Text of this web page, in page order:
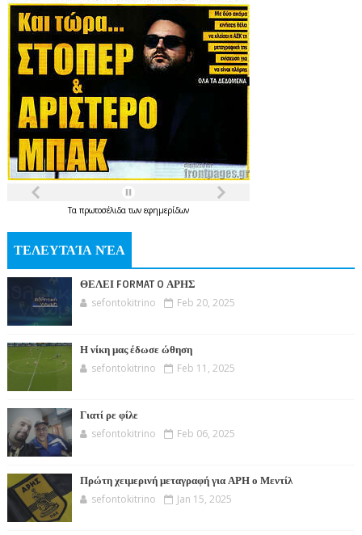
Τα πρωτοσέλιδατων εφημερίδων
ΤΕΛΕΥΤΑΊΑ ΝΈΑ
ΘΕΛΕΙ FORMAT O ΑΡΗΣ
sefontokitrino Feb 20, 2025
Η νίκη μας έδωσε ώθηση
sefontokitrino Feb 11, 2025
Γιατί ρε φίλε
sefontokitrino Feb 06, 2025
Πρώτη χειμερινή μεταγραφή για ΑΡΗ ο Μεντίλ
sefontokitrino Jan 15, 2025